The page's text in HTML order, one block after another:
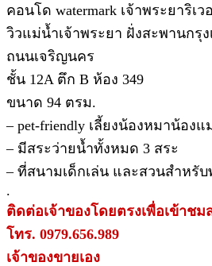
คอนโด watermark เจ้าพระยาริเว
วิวแม่น้ำเจ้าพระยา ฝั่งสะพานกรุง
ถนนเจริญนคร
ชั้น 12A ตึก B ห้อง 349
ขนาด 94 ตรม.
– pet-friendly เลี้ยงน้องหมาน้อง
– มีสระว่ายน้ำทั้งหมด 3 สระ
– ที่สนามเด็กเล่น และสวนสำหรับ
.
ติดต่อเจ้าของโดยตรงเพื่อเข้าชม
โทร. 0979.656.989
เจ้าของขายเอง